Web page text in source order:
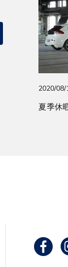
2020/08/
夏季休